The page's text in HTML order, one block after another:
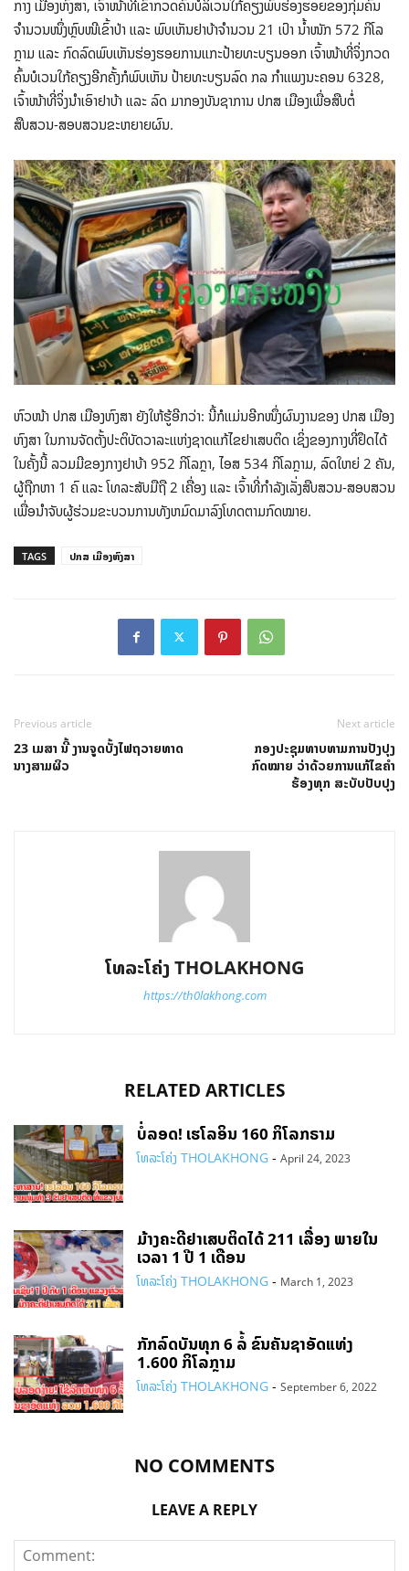
ກາງ ເມືອງຫົງສາ, ເຈົ້າໜ້າທີ່ເຂົ້າກວດຄົນບໍລິເວນໃກ້ຄຽງພົບຮ່ອງຮອຍຂອງກຸ່ມຄົນ
ຈຳນວນໜຶ່ງຫຼົບໜີເຂົ້າປ່າ ແລະ ພົບເຫັນຢາບ້າຈຳນວນ 21 ເປົາ ນໍ້າໜັກ 572 ກິໂລ
ກຼາມ ແລະ ກົດລົດພົບເຫັນຮ່ອງຮອຍການແກະປ້າຍທະບຽນອອກ ເຈົ້າໜ້າທີ່ຈິ່ງກວດ
ຄົ້ນບໍເວນໃກ້ຄຽງອີກຄັ້ງກໍພົບເຫັນ ປ້າຍທະບຽນລົດ ກລ ກຳແພງນະຄອນ 6328,
ເຈົ້າໜ້າທີ່ຈິ່ງນຳເອົາຢາບ້າ ແລະ ລົດ ມາກອງບັນຊາການ ປກສ ເມືອງເພື່ອສືບຕໍ່
ສືບສວນ-ສອບສວນຂະຫຍາຍຜົນ.
ຫົວໜ້າ ປກສ ເມືອງຫົງສາ ຍັງໃຫ້ຮູ້ອີກວ່າ: ນີ້ກໍແມ່ນອີກໜຶ່ງຜົນງານຂອງ ປກສ ເມືອງ
ຫົງສາ ໃນການຈັດຕັ້ງປະຕິບັດວາລະແຫ່ງຊາດແກ້ໄຂຢາເສບຕິດ ເຊິ່ງຂອງກາງທີ່ຢຶດໄດ້
ໃນຄັ້ງນີ້ ລວມມີຂອງກາງຢາບ້າ 952 ກິໂລກຼາ, ໄອສ 534 ກິໂລກຼາມ, ລົດໃຫຍ່ 2 ຄັນ,
ຜູ້ຖືກຫາ 1 ຄົ ແລະ ໂທລະສັບມືຖື 2 ເຄື່ອງ ແລະ ເຈົ້າທີ່ກຳລັງເລັ່ງສືບສວນ-ສອບສວນ
ເພື່ອນຳຈັບຜູ້ຮ່ວມຂະບວນການທັງຫມົດມາລົງໂທດຕາມກົດໝາຍ.
TAGS ປກສ ເມືອງຫົງສາ
Previous article
23 ເມສາ ນີ້ ງານຈູດບັ້ງໄຟຖວາຍທາດ
ນາງສາມຜິວ
Next article
ກອງປະຊຸມທາບທາມການປັງປຸງ
ກົດໝາຍ ວ່າດ້ວຍການແກ້ໄຂຄໍາ
ຮ້ອງທຸກ ສະບັບປັບປຸງ
ໂທລະໂຄ່ງ THOLAKHONG
https://th0lakhong.com
RELATED ARTICLES
ບໍ່ລອດ! ເຮໂລອິນ 160 ກິໂລກຣາມ
ໂທລະໂຄ່ງ THOLAKHONG - April 24, 2023
ມ້າງຄະດີຢາເສບຕິດໄດ້ 211 ເລື່ອງ ພາຍໃນ
ເວລາ 1 ປີ 1 ເດືອນ
ໂທລະໂຄ່ງ THOLAKHONG - March 1, 2023
ກັກລົດບັນທຸກ 6 ລໍ້ ຂົນຄັນຊາອັດແທ່ງ
1.600 ກິໂລກຼາມ
ໂທລະໂຄ່ງ THOLAKHONG - September 6, 2022
NO COMMENTS
LEAVE A REPLY